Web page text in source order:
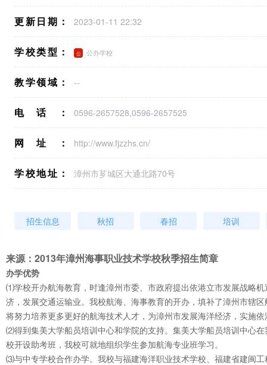
更新日期： 2023-01-11 22:32
学校类型： 公办学校
教学领域： --
电话： 0596-2657528,0596-2657525
网址： http://www.fjzzhs.cn/
学校地址： 漳州市芗城区大通北路70号
招生信息 秋招 春招 培训
来源：2013年漳州海事职业技术学校秋季招生简章
办学优势
⑴学校开办航海教育，时逢漳州市委、市政府提出依港立市发展战略
济，发展交通运输业。我校航海、海事教育的开办，填补了漳州市辖
将努力培养更多更好的航海技术人才，为漳州市发展海洋经济，实施
⑵得到集美大学船员培训中心和学院的支持。集美大学船员培训中心
校开设助考班，我校可就地组织学生参加航海专业班学习。
⑶与中专学校合作办学。我校与福建海洋职业技术学校、福建省建闽